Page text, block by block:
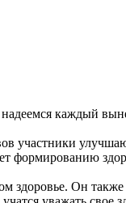
каждый
участники
формированию
здоровье. Он